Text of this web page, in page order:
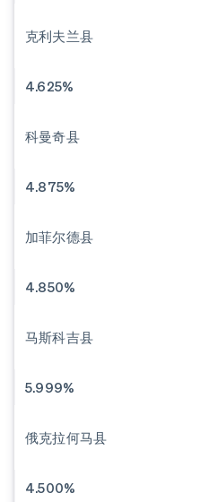
克利夫兰县
4.625%
科曼奇县
4.875%
加菲尔德县
4.850%
马斯科吉县
5.999%
俄克拉何马县
4.500%